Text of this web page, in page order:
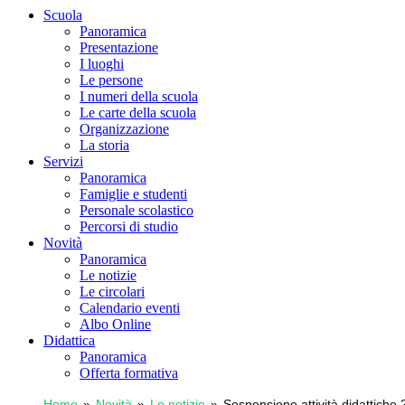
Scuola
Panoramica
Presentazione
I luoghi
Le persone
I numeri della scuola
Le carte della scuola
Organizzazione
La storia
Servizi
Panoramica
Famiglie e studenti
Personale scolastico
Percorsi di studio
Novità
Panoramica
Le notizie
Le circolari
Calendario eventi
Albo Online
Didattica
Panoramica
Offerta formativa